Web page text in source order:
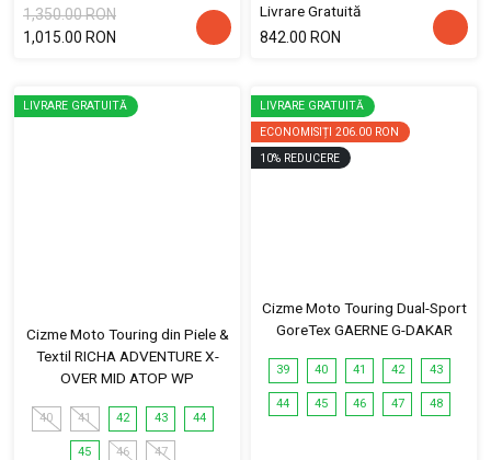
1,350.00 RON
1,015.00 RON
Livrare Gratuită
842.00 RON
LIVRARE GRATUITĂ
Cizme Moto Touring din Piele &
Textil RICHA ADVENTURE X-
OVER MID ATOP WP
40 41 42 43 44
45 46 47
LIVRARE GRATUITĂ
ECONOMISIȚI 206.00 RON
10% REDUCERE
Cizme Moto Touring Dual-Sport
GoreTex GAERNE G-DAKAR
39 40 41 42 43
44 45 46 47 48